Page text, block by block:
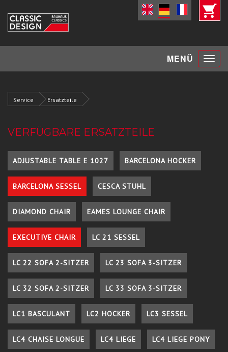
MENÜ Toggle
Service Ersatzteile
VERFÜGBARE ERSATZTEILE
ADJUSTABLE TABLE E 1027 BARCELONA HOCKER
BARCELONA SESSEL CESCA STUHL
DIAMOND CHAIR EAMES LOUNGE CHAIR
EXECUTIVE CHAIR LC 21 SESSEL
LC 22 SOFA 2-SITZER LC 23 SOFA 3-SITZER
LC 32 SOFA 2-SITZER LC 33 SOFA 3-SITZER
LC1 BASCULANT LC2 HOCKER LC3 SESSEL
LC4 CHAISE LONGUE LC4 LIEGE LC4 LIEGE PONY